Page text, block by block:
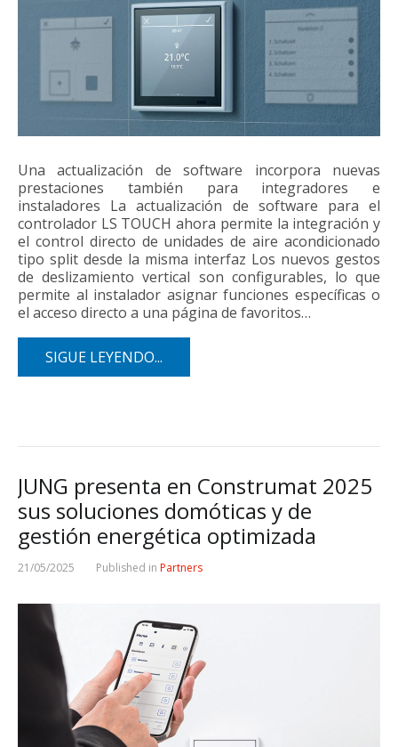
Una actualización de software incorpora nuevas
prestaciones también para integradores e
instaladores La actualización de software para el
controlador LS TOUCH ahora permite la integración y
el control directo de unidades de aire acondicionado
tipo split desde la misma interfaz Los nuevos gestos
de deslizamiento vertical son configurables, lo que
permite al instalador asignar funciones específicas o
el acceso directo a una página de favoritos…
SIGUE LEYENDO...
JUNG presenta en Construmat 2025
sus soluciones domóticas y de
gestión energética optimizada
21/05/2025 Published in Partners